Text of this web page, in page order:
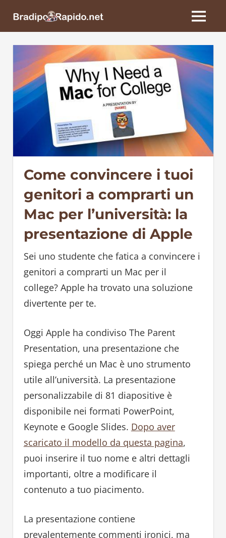
BradipoRapido.net
MENU
Come convincere i tuoi
genitori a comprarti un
Mac per l’università: la
presentazione di Apple
Sei uno studente che fatica a convincere i
genitori a comprarti un Mac per il
college? Apple ha trovato una soluzione
divertente per te.
Oggi Apple ha condiviso The Parent
Presentation, una presentazione che
spiega perché un Mac è uno strumento
utile all’università. La presentazione
personalizzabile di 81 diapositive è
disponibile nei formati PowerPoint,
Keynote e Google Slides. Dopo aver
scaricato il modello da questa pagina,
puoi inserire il tuo nome e altri dettagli
importanti, oltre a modificare il
contenuto a tuo piacimento.
La presentazione contiene
prevalentemente commenti ironici, ma